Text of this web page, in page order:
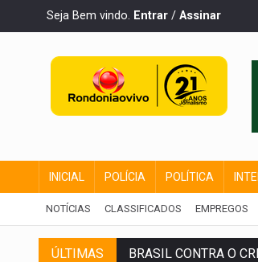
Seja Bem vindo. Entrar / Assinar
INICIAL POLÍCIA POLÍTICA
NOTÍCIAS CLASSIFICADOS EMPREGOS
ÚLTIMAS BRASIL CONTRA O